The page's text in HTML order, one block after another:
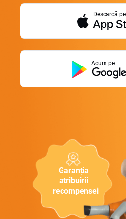
Garanția
atribuirii
recompensei
Descarcă pe
Acum pe